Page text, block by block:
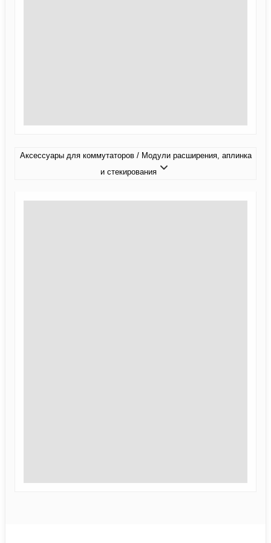
Аксессуары для коммутаторов / Модули расширения, аплинка
и стекирования